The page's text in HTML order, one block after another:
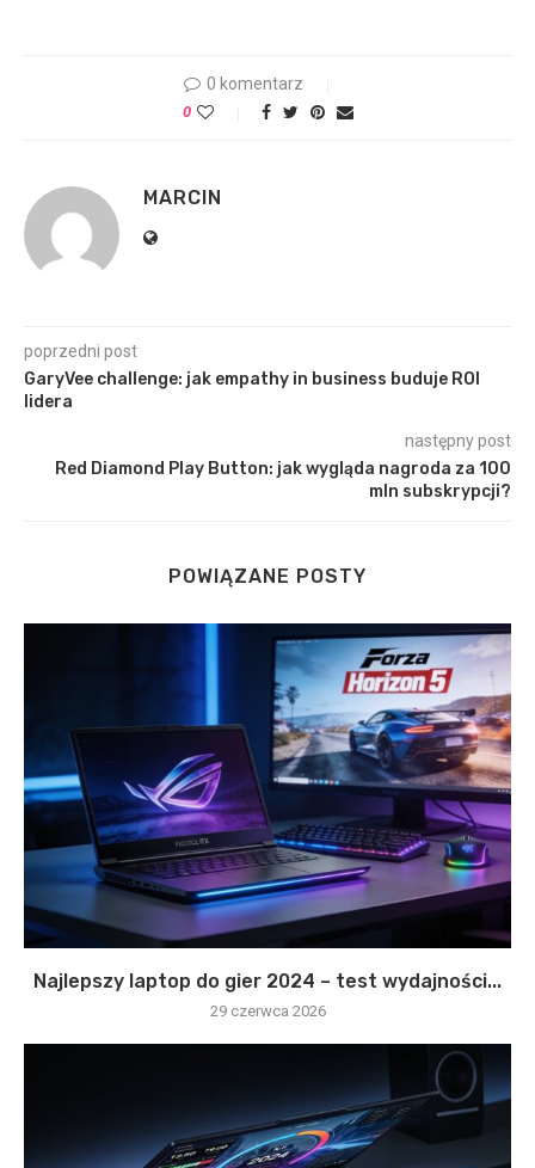
0 komentarz
0
MARCIN
poprzedni post
GaryVee challenge: jak empathy in business buduje ROI
lidera
następny post
Red Diamond Play Button: jak wygląda nagroda za 100
mln subskrypcji?
POWIĄZANE POSTY
Najlepszy laptop do gier 2024 – test wydajności...
29 czerwca 2026